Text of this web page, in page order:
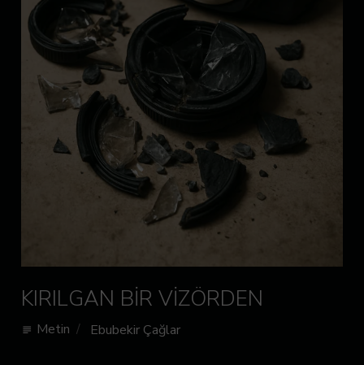
KIRILGAN BİR VİZÖRDEN
subject Metin Ebubekir Çağlar